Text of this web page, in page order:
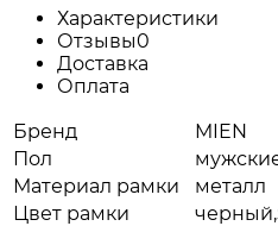
Характеристики
Отзывы0
Доставка
Оплата
Бренд
MIEN
Пол
Материал рамки
металл
Цвет рамки